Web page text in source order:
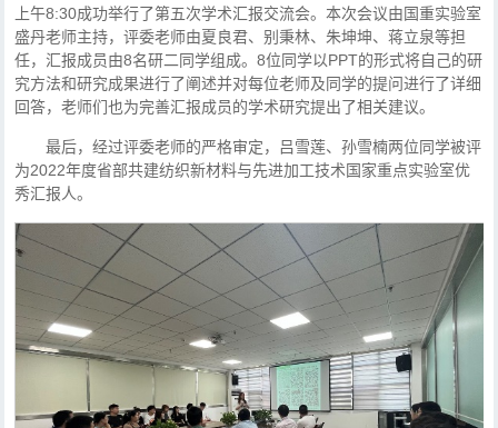
上午8:30成功举行了第五次学术汇报交流会。本次会议由国重实验室
盛丹老师主持，评委老师由夏良君、别秉林、朱坤坤、蒋立泉等担
任，汇报成员由8名研二同学组成。8位同学以PPT的形式将自己的研
究方法和研究成果进行了阐述并对每位老师及同学的提问进行了详细
回答，老师们也为完善汇报成员的学术研究提出了相关建议。
最后，经过评委老师的严格审定，吕雪莲、孙雪楠两位同学被评
为2022年度省部共建纺织新材料与先进加工技术国家重点实验室优
秀汇报人。